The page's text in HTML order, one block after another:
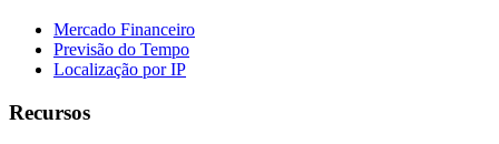
Mercado Financeiro
Previsão do Tempo
Localização por IP
Recursos